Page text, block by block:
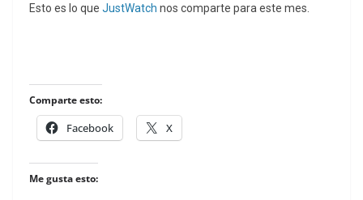
Esto es lo que JustWatch nos comparte para este mes.
Comparte esto:
Facebook X
Me gusta esto: